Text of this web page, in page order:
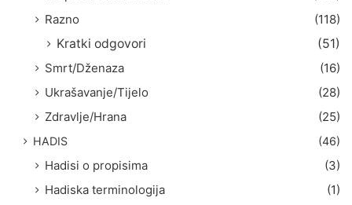
Razno
(118)
Kratki odgovori
(51)
Smrt/Dženaza
(16)
Ukrašavanje/Tijelo
(28)
Zdravlje/Hrana
(25)
HADIS (46)
Hadisi o propisima
(3)
Hadiska terminologija
(1)